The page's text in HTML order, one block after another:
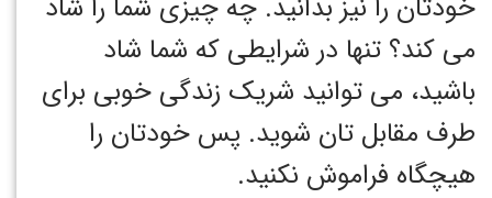
خودتان را نیز بدانید. چه چیزی شما را شاد
می کند؟ تنها در شرایطی که شما شاد
باشید، می توانید شریک زندگی خوبی برای
طرف مقابل تان شوید. پس خودتان را
هیچگاه فراموش نکنید.